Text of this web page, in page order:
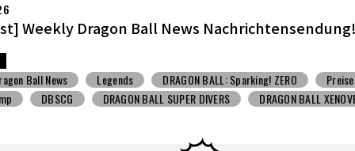
Weekly Dragon Ball News -Sendung!
Ball News
Spielzeug mit Süßigkeiten V Jump
DBSCG
SUPER DIVERS
DRAGON BALL XENOVERSE ３